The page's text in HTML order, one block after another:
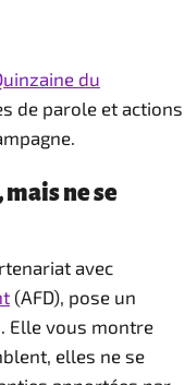
du
de parole et actions
ne se
avec
(AFD), pose un
Elle vous montre
elles ne se